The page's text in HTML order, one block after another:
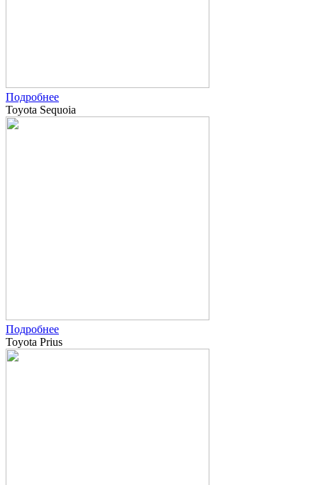
Подробнее
Toyota Sequoia
Подробнее
Toyota Prius